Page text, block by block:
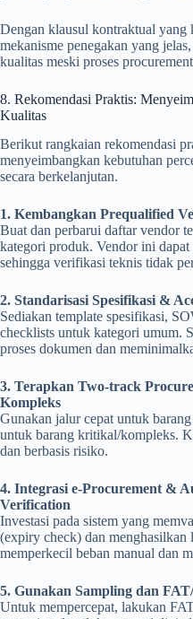
Dengan klausul kontraktual yang
mekanisme penegakan yang
kualitas meski proses
8. Rekomendasi Praktis:
Kualitas
Berikut rangkaian rekomendasi
menyeimbangkan kebutuhan
secara berkelanjutan.
1. Kembangkan Prequalified
Buat dan perbarui daftar vendor
kategori produk. Vendor ini
sehingga verifikasi teknis tidak
2. Standarisasi Spesifikasi &
Sediakan template spesifikasi,
checklists untuk kategori umum.
proses dokumen dan
3. Terapkan Two-track
Kompleks
Gunakan jalur cepat untuk
untuk barang kritikal/kompleks.
dan berbasis risiko.
4. Integrasi e-Procurement &
Verification
Investasi pada sistem yang
(expiry check) dan menghasilkan
memperkecil beban manual dan
5. Gunakan Sampling dan
Untuk mempercepat, lakukan